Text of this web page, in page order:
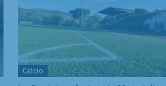
Calcio